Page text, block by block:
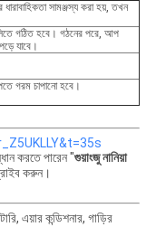
সামঞ্জস্য করা হয়, তখন
গঠিত হবে। গঠনের পরে, আপ
যাবে।
গরম চাপানো হবে।
করতে পারেন "গুয়াংজু নানিয়া
করুন।
এয়ার কন্ডিশনার, গাড়ির